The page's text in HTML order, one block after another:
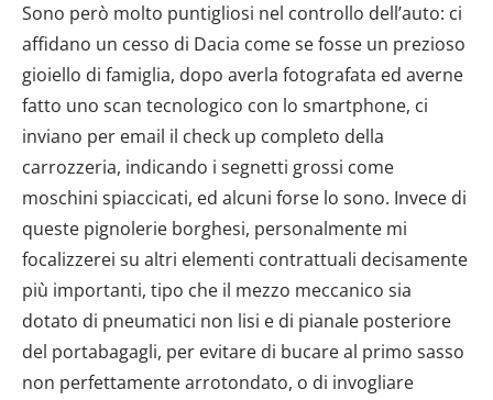
Sono però molto puntigliosi nel controllo dell’auto: ci
affidano un cesso di Dacia come se fosse un prezioso
gioiello di famiglia, dopo averla fotografata ed averne
fatto uno scan tecnologico con lo smartphone, ci
inviano per email il check up completo della
carrozzeria, indicando i segnetti grossi come
moschini spiaccicati, ed alcuni forse lo sono. Invece di
queste pignolerie borghesi, personalmente mi
focalizzerei su altri elementi contrattuali decisamente
più importanti, tipo che il mezzo meccanico sia
dotato di pneumatici non lisi e di pianale posteriore
del portabagagli, per evitare di bucare al primo sasso
non perfettamente arrotondato, o di invogliare